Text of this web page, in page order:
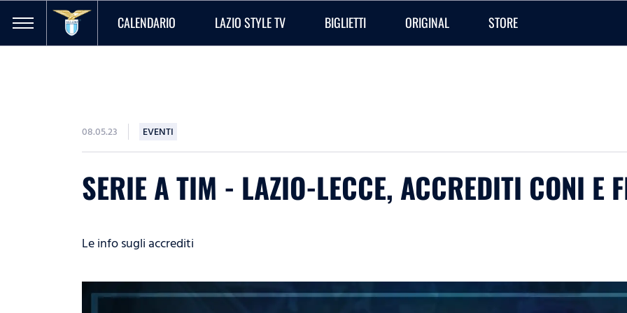
CALENDARIO LAZIO STYLE TV BIGLIETTI ORIGINAL STORE
08.05.23 EVENTI
SERIE A TIM - LAZIO-LECCE, ACCREDITI CONI E
Le info sugli accrediti